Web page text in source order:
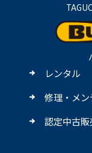
レンタル
修理・メ
認定中古販